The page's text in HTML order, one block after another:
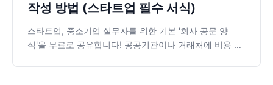
작성 방법 (스타트업 필수 서식)
스타트업, 중소기업 실무자를 위한 기본 '회사 공문 양
식'을 무료로 공유합니다! 공공기관이나 거래처에 비용 청